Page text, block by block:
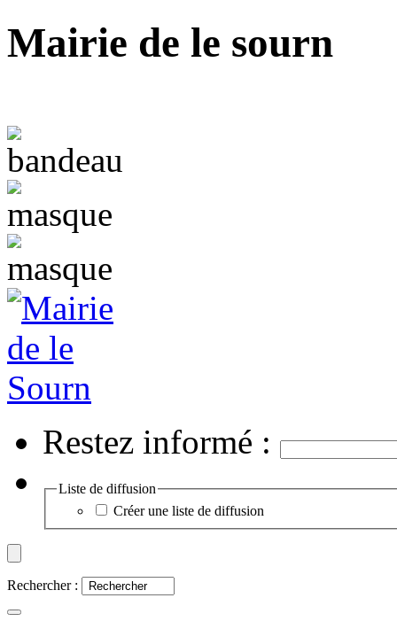
Mairie de le sourn
Restez informé :
Liste de diffusion
Créer une liste de diffusion
Rechercher :